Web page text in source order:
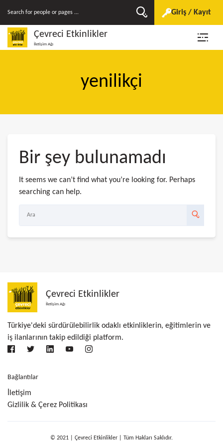
Giriş / Kayıt
Çevreci Etkinlikler
İletişim Ağı
yenilikçi
Bir şey bulunamadı
It seems we can’t find what you’re looking for. Perhaps
searching can help.
Çevreci Etkinlikler
İletişim Ağı
Türkiye'deki sürdürülebilirlik odaklı etkinliklerin, eğitimlerin ve
iş ilanlarının takip edildiği platform.
Bağlantılar
İletişim
Gizlilik & Çerez Politikası
© 2021 | Çevreci Etkinlikler | Tüm Hakları Saklıdır.